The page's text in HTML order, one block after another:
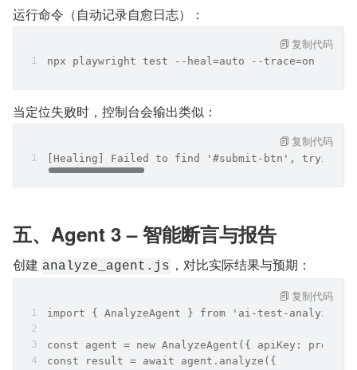
运行命令（自动记录自愈日志）：
npx playwright test --heal=auto --trace=on
复制代码
当定位失败时，控制台会输出类似：
[Healing] Failed to find '#submit-btn', trying
复制代码
五、Agent 3 – 智能断言与报告
创建 analyze_agent.js ，对比实际结果与预期：
import { AnalyzeAgent } from 'ai-test-analyzer';
const agent = new AnalyzeAgent({ apiKey:
const result = await agent.analyze({
复制代码